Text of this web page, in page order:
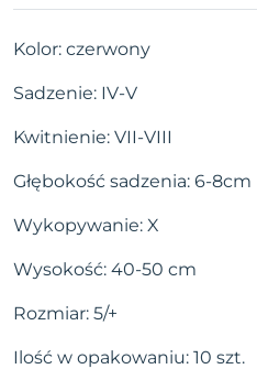
Kolor: czerwony
Sadzenie: IV-V
Kwitnienie: VII-VIII
Głębokość sadzenia: 6-8cm
Wykopywanie: X
Wysokość: 40-50 cm
Rozmiar: 5/+
Ilość w opakowaniu: 10 szt.